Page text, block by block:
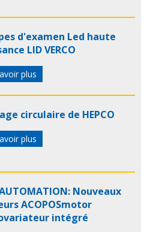
d'examen Led haute
LID VERCO
plus
circulaire de HEPCO
plus
Nouveaux
ACOPOSmotor
intégré